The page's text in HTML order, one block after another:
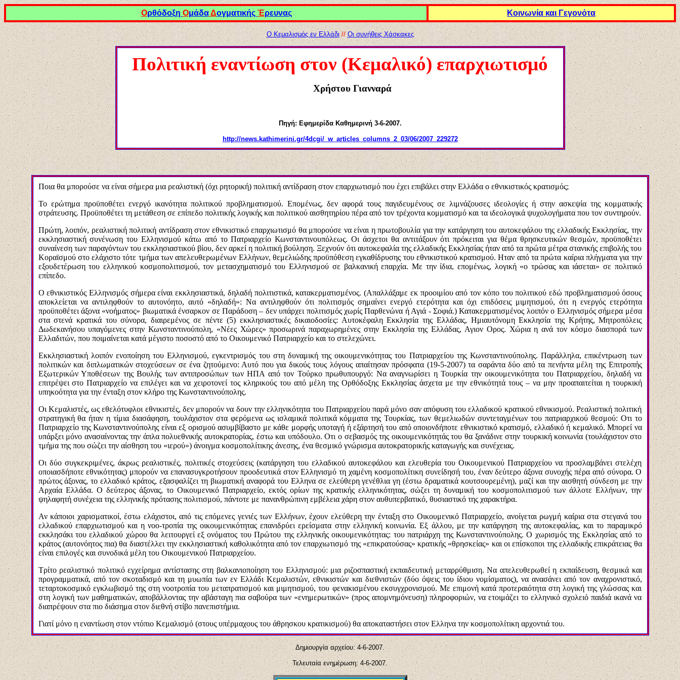
Ορθόδοξη ΟμάδαΔογματικής Έρευνας Κοινωνία και Γεγονότα
Ο Κεμαλισμός εν Ελλάδι // Οι συνήθεις Χάσκακες
Πολιτική εναντίωση στον (Κεμαλικό) επαρχιωτισμό
Χρήστου Γιανναρά
Πηγή: Εφημερίδα Καθημερινή 3-6-2007.
http://news.kathimerini.gr/4dcgi/_w_articles_columns_2_03/06/2007_229272
Ποια θα μπορούσε να είναι σήμερα μια ρεαλιστική (όχι ρητορική) πολιτική αντίδραση στον επαρχιωτισμό που έχει επιβάλει στην Ελλάδα ο εθνικιστικός κρατισμός;
Το ερώτημα προϋποθέτει ενεργό ικανότητα πολιτικού προβληματισμού. Επομένως, δεν αφορά τους παγιδευμένους σε λιμνάζουσες ιδεολογίες ή στην ασκεψία της κομματικής
στράτευσης. Προϋποθέτει τη μετάθεση σε επίπεδο πολιτικής λογικής και πολιτικού αισθητηρίου πέρα από τον τρέχοντα κομματισμό και τα ιδεολογικά ψυχολογήματα που τον συντηρούν.
Πρώτη, λοιπόν, ρεαλιστική πολιτική αντίδραση στον εθνικιστικό επαρχιωτισμό θα μπορούσε να είναι η πρωτοβουλία για την κατάργηση του αυτοκεφάλου της ελλαδικής Εκκλησίας, την
εκκλησιαστική συνένωση του Ελληνισμού κάτω από το Πατριαρχείο Κωνσταντινουπόλεως. Οι άσχετοι θα αντιτάξουν ότι πρόκειται για θέμα θρησκευτικών θεσμών, προϋποθέτει
συναίνεση των παραγόντων του εκκλησιαστικού βίου, δεν αρκεί η πολιτική βούληση. Ξεχνούν ότι αυτοκεφαλία της ελλαδικής Εκκλησίας ήταν από τα πρώτα μέτρα στανικής επιβολής του
Κοραϊσμού στο ελάχιστο τότε τμήμα των απελευθερωμένων Ελλήνων, θεμελιώδης προϋπόθεση εγκαθίδρυσης του εθνικιστικού κρατισμού. Ηταν από τα πρώτα καίρια πλήγματα για την
εξουδετέρωση του ελληνικού κοσμοπολιτισμού, τον μετασχηματισμό του Ελληνισμού σε βαλκανική επαρχία. Με την ίδια, επομένως, λογική «ο τρώσας και ιάσεται» σε πολιτικό
επίπεδο.
Ο εθνικιστικός Ελληνισμός σήμερα είναι εκκλησιαστικά, δηλαδή πολιτιστικά, κατακερματισμένος. (Απαλλάξαμε εκ προοιμίου από τον κόπο του πολιτικού εδώ προβληματισμού όσους
αποκλείεται να αντιληφθούν το αυτονόητο, αυτό «δηλαδή»: Να αντιληφθούν ότι πολιτισμός σημαίνει ενεργό ετερότητα και όχι επιδόσεις μιμητισμού, ότι η ενεργός ετερότητα
προϋποθέτει άξονα «νοήματος» βιωματικά ένσαρκον σε Παράδοση – δεν υπάρχει πολιτισμός χωρίς Παρθενώνα ή Αγιά - Σοφιά.) Κατακερματισμένος λοιπόν ο Ελληνισμός σήμερα μέσα
στα στενά κρατικά του σύνορα, διαιρεμένος σε πέντε (5) εκκλησιαστικές δικαιοδοσίες: Αυτοκέφαλη Εκκλησία της Ελλάδας, Ημιαυτόνομη Εκκλησία της Κρήτης, Μητροπόλεις
Δωδεκανήσου υπαγόμενες στην Κωνσταντινούπολη, «Νέες Χώρες» προσωρινά παραχωρημένες στην Εκκλησία της Ελλάδας, Αγιον Ορος. Χώρια η ανά τον κόσμο διασπορά των
Ελλαδιτών, που ποιμαίνεται κατά μέγιστο ποσοστό από το Οικουμενικό Πατριαρχείο και το στελεχώνει.
Εκκλησιαστική λοιπόν ενοποίηση του Ελληνισμού, εγκεντρισμός του στη δυναμική της οικουμενικότητας του Πατριαρχείου της Κωνσταντινούπολης. Παράλληλα, επικέντρωση των
πολιτικών και διπλωματικών στοχεύσεων σε ένα ζητούμενο: Αυτό που για δικούς τους λόγους απαίτησαν πρόσφατα (19-5-2007) τα σαράντα δύο από τα πενήντα μέλη της Επιτροπής
Εξωτερικών Υποθέσεων της Βουλής των αντιπροσώπων των ΗΠΑ από τον Τούρκο πρωθυπουργό: Να αναγνωρίσει η Τουρκία την οικουμενικότητα του Πατριαρχείου, δηλαδή να
επιτρέψει στο Πατριαρχείο να επιλέγει και να χειροτονεί τος κληρικούς του από μέλη της Ορθόδοξης Εκκλησίας άσχετα με την εθνικότητά τους – να μην προαπαιτείται η τουρκική
υπηκοότητα για την ένταξη στον κλήρο της Κωνσταντινούπολης.
Οι Κεμαλιστές, ως εθελότυφλοι εθνικιστές, δεν μπορούν να δουν την ελληνικότητα του Πατριαρχείου παρά μόνο σαν απόφυση του ελλαδικού κρατικού εθνικισμού. Ρεαλιστική πολιτική
στρατηγική θα ήταν η τίμια διασάφηση, τουλάχιστον στα φερόμενα ως ισλαμικά πολιτικά κόμματα της Τουρκίας, των θεμελιωδών συντεταγμένων του πατριαρχικού θεσμού: Οτι το
Πατριαρχείο της Κωνσταντινούπολης είναι εξ ορισμού ασυμβίβαστο με κάθε μορφής υποταγή ή εξάρτησή του από οποιονδήποτε εθνικιστικό κρατισμό, ελλαδικό ή κεμαλικό. Μπορεί να
υπάρξει μόνο ανασαίνοντας την άπλα πολυεθνικής αυτοκρατορίας, έστω και υπόδουλο. Οτι ο σεβασμός της οικουμενικότητάς του θα ξανάδινε στην τουρκική κοινωνία (τουλάχιστον στο
τμήμα της που σώζει την αίσθηση του «ιερού») άνοιγμα κοσμοπολίτικης άνεσης, ένα θεσμικό γνώρισμα αυτοκρατορικής καταγωγής και συνέχειας.
Οι δύο συγκεκριμένες, άκρως ρεαλιστικές, πολιτικές στοχεύσεις (κατάργηση του ελλαδικού αυτοκεφάλου και ελευθερία του Οικουμενικού Πατριαρχείου να προσλαμβάνει στελέχη
οποιασδήποτε εθνικότητας) μπορούν να επανασυγκροτήσουν προοδευτικά στον Ελληνισμό τη χαμένη κοσμοπολίτικη συνείδησή του, έναν δεύτερο άξονα συνοχής πέρα από σύνορα. Ο
πρώτος άξονας, το ελλαδικό κράτος, εξασφαλίζει τη βιωματική αναφορά του Ελληνα σε ελεύθερη γενέθλια γη (έστω δραματικά κουτσουρεμένη), μαζί και την αισθητή σύνδεση με την
Αρχαία Ελλάδα. Ο δεύτερος άξονας, το Οικουμενικό Πατριαρχείο, εκτός ορίων της κρατικής ελληνικότητας, σώζει τη δυναμική του κοσμοπολιτισμού των άλλοτε Ελλήνων, την
ψηλαφητή συνέχεια της ελληνικής πρότασης πολιτισμού, πάντοτε με πανανθρώπινη εμβέλεια χάρη στον αυθυπερβατικό, θυσιαστικό της χαρακτήρα.
Αν κάποιοι χαρισματικοί, έστω ελάχιστοι, από τις επόμενες γενιές των Ελλήνων, έχουν ελεύθερη την ένταξη στο Οικουμενικό Πατριαρχείο, ανοίγεται ρωγμή καίρια στα στεγανά του
ελλαδικού επαρχιωτισμού και η νοο-τροπία της οικουμενικότητας επανιδρύει ερείσματα στην ελληνική κοινωνία. Εξ άλλου, με την κατάργηση της αυτοκεφαλίας, και το παραμικρό
εκκλησάκι του ελλαδικού χώρου θα λειτουργεί εξ ονόματος του Πρώτου της ελληνικής οικουμενικότητας: του πατριάρχη της Κωνσταντινούπολης. Ο χωρισμός της Εκκλησίας από το
κράτος (αυτονόητος πια) θα διαστέλλει την εκκλησιαστική καθολικότητα από τον επαρχιωτισμό της «επικρατούσας» κρατικής «θρησκείας» και οι επίσκοποι της ελλαδικής επικράτειας θα
είναι επιλογές και συνοδικά μέλη του Οικουμενικού Πατριαρχείου.
Τρίτο ρεαλιστικό πολιτικό εγχείρημα αντίστασης στη βαλκανιοποίηση του Ελληνισμού: μια ριζοσπαστική εκπαιδευτική μεταρρύθμιση. Να απελευθερωθεί η εκπαίδευση, θεσμικά και
προγραμματικά, από τον σκοταδισμό και τη μυωπία των εν Ελλάδι Κεμαλιστών, εθνικιστών και διεθνιστών (δύο όψεις του ίδιου νομίσματος), να ανασάνει από τον αναχρονιστικό,
τεταρτοκοσμικό εγκλωβισμό της στη νοοτροπία του μεταπρατισμού και μιμητισμού, του φενακισμένου εκσυγχρονισμού. Με επιμονή κατά προτεραιότητα στη λογική της γλώσσας και
στη λογική των μαθηματικών, αποβάλλοντας την αβάσταγη πια σαβούρα των «ενημερωτικών» (προς απομνημόνευση) πληροφοριών, να ετοιμάζει το ελληνικό σχολειό παιδιά ικανά να
διαπρέψουν στα πιο διάσημα στον διεθνή στίβο πανεπιστήμια.
Γιατί μόνο η εναντίωση στον ντόπιο Κεμαλισμό (στους υπέρμαχους του άθρησκου κρατικισμού) θα αποκαταστήσει στον Ελληνα την κοσμοπολίτικη αρχοντιά του.
Δημιουργία αρχείου:4-6-2007.
Τελευταία ενημέρωση: 4-6-2007.